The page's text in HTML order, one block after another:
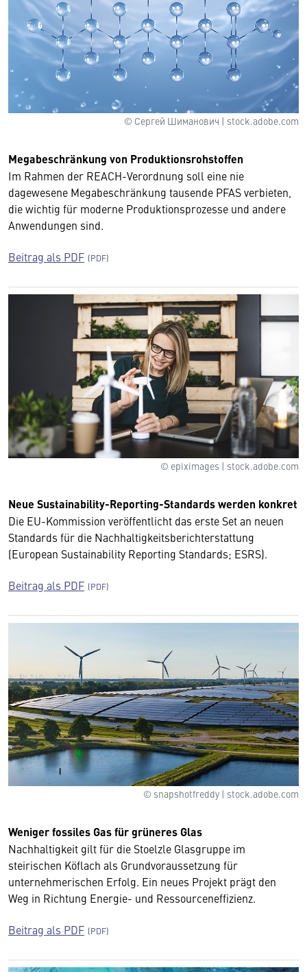
© Сергей Шиманович | stock.adobe.com
Megabeschränkung von Produktionsrohstoffen
Im Rahmen der REACH-Verordnung soll eine nie
dagewesene Megabeschränkung tausende PFAS verbieten,
die wichtig für moderne Produktionsprozesse und andere
Anwendungen sind.
Beitrag als PDF
© epiximages | stock.adobe.com
Neue Sustainability-Reporting-Standards werden konkret
Die EU-Kommission veröffentlicht das erste Set an neuen
Standards für die Nachhaltigkeitsberichterstattung
(European Sustainability Reporting Standards; ESRS).
Beitrag als PDF
© snapshotfreddy | stock.adobe.com
Weniger fossiles Gas für grüneres Glas
Nachhaltigkeit gilt für die Stoelzle Glasgruppe im
steirischen Köflach als Grundvoraussetzung für
unternehmerischen Erfolg. Ein neues Projekt prägt den
Weg in Richtung Energie- und Ressourceneffizienz.
Beitrag als PDF